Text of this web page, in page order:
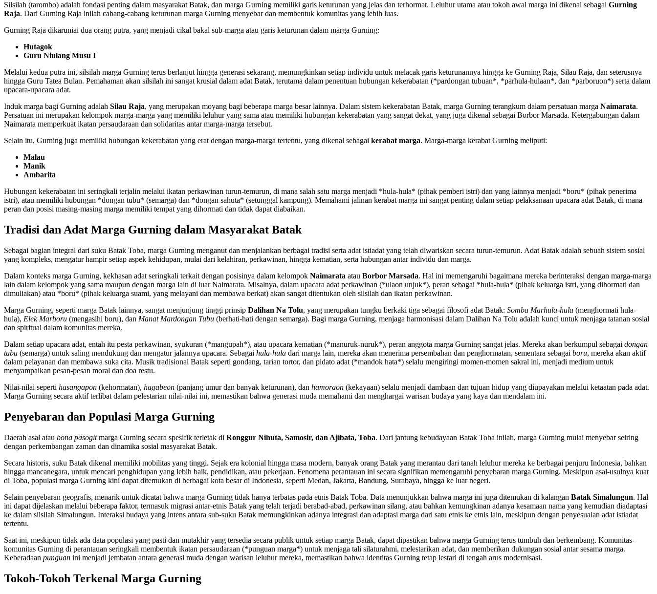
Silsilah (tarombo) adalah fondasi penting dalam masyarakat Batak, dan marga Gurning memiliki garis keturunan yang jelas dan terhormat. Leluhur utama atau tokoh awal marga ini dikenal sebagai Gurning
Raja. Dari Gurning Raja inilah cabang-cabang keturunan marga Gurning menyebar dan membentuk komunitas yang lebih luas.
Gurning Raja dikaruniai dua orang putra, yang menjadi cikal bakal sub-marga atau garis keturunan dalam marga Gurning:
Hutagok
Guru Niulang Musu I
Melalui kedua putra ini, silsilah marga Gurning terus berlanjut hingga generasi sekarang, memungkinkan setiap individu untuk melacak garis keturunannya hingga ke Gurning Raja, Silau Raja, dan seterusnya
hingga Guru Tatea Bulan. Pemahaman akan silsilah ini sangat krusial dalam adat Batak, terutama dalam penentuan hubungan kekerabatan (*pardongan tubuan*, *parhula-hulaan*, dan *parboruon*) serta dalam
upacara-upacara adat.
Induk marga bagi Gurning adalah Silau Raja, yang merupakan moyang bagi beberapa marga besar lainnya. Dalam sistem kekerabatan Batak, marga Gurning terangkum dalam persatuan marga Naimarata.
Persatuan ini merupakan kelompok marga-marga yang memiliki leluhur yang sama atau memiliki hubungan kekerabatan yang sangat dekat, yang juga dikenal sebagai Borbor Marsada. Ketergabungan dalam
Naimarata memperkuat ikatan persaudaraan dan solidaritas antar marga-marga tersebut.
Selain itu, Gurning juga memiliki hubungan kekerabatan yang erat dengan marga-marga tertentu, yang dikenal sebagai kerabat marga. Marga-marga kerabat Gurning meliputi:
Malau
Manik
Ambarita
Hubungan kekerabatan ini seringkali terjalin melalui ikatan perkawinan turun-temurun, di mana salah satu marga menjadi *hula-hula* (pihak pemberi istri) dan yang lainnya menjadi *boru* (pihak penerima
istri), atau memiliki hubungan *dongan tubu* (semarga) dan *dongan sahuta* (setunggal kampung). Memahami jalinan kerabat marga ini sangat penting dalam setiap pelaksanaan upacara adat Batak, di mana
peran dan posisi masing-masing marga memiliki tempat yang dihormati dan tidak dapat diabaikan.
Tradisi dan Adat Marga Gurning dalam Masyarakat Batak
Sebagai bagian integral dari suku Batak Toba, marga Gurning menganut dan menjalankan berbagai tradisi serta adat istiadat yang telah diwariskan secara turun-temurun. Adat Batak adalah sebuah sistem sosial
yang kompleks, mengatur hampir setiap aspek kehidupan, mulai dari kelahiran, perkawinan, hingga kematian, serta hubungan antar individu dan marga.
Dalam konteks marga Gurning, kekhasan adat seringkali terkait dengan posisinya dalam kelompok Naimarata atau Borbor Marsada. Hal ini memengaruhi bagaimana mereka berinteraksi dengan marga-marga
lain dalam kelompok yang sama maupun dengan marga lain di luar Naimarata. Misalnya, dalam upacara adat perkawinan (*ulaon unjuk*), peran sebagai *hula-hula* (pihak keluarga istri, yang dihormati dan
dimuliakan) atau *boru* (pihak keluarga suami, yang melayani dan membawa berkat) akan sangat ditentukan oleh silsilah dan ikatan perkawinan.
Marga Gurning, seperti marga Batak lainnya, sangat menjunjung tinggi prinsip Dalihan Na Tolu, yang merupakan tungku berkaki tiga sebagai filosofi adat Batak: Somba Marhula-hula (menghormati hula-
hula), Elek Marboru (mengasihi boru), dan Manat Mardongan Tubu (berhati-hati dengan semarga). Bagi marga Gurning, menjaga harmonisasi dalam Dalihan Na Tolu adalah kunci untuk menjaga tatanan sosial
dan spiritual dalam komunitas mereka.
Dalam setiap upacara adat, entah itu pesta perkawinan, syukuran (*mangupah*), atau upacara kematian (*manuruk-nuruk*), peran anggota marga Gurning sangat jelas. Mereka akan berkumpul sebagai dongan
tubu (semarga) untuk saling mendukung dan mengatur jalannya upacara. Sebagai hula-hula dari marga lain, mereka akan menerima persembahan dan penghormatan, sementara sebagai boru, mereka akan aktif
dalam pelayanan dan membawa suka cita. Musik tradisional Batak seperti gondang, tarian tortor, dan pidato adat (*mandok hata*) selalu mengiringi momen-momen sakral ini, menjadi medium untuk
menyampaikan pesan-pesan moral dan doa restu.
Nilai-nilai seperti hasangapon (kehormatan), hagabeon (panjang umur dan banyak keturunan), dan hamoraon (kekayaan) selalu menjadi dambaan dan tujuan hidup yang diupayakan melalui ketaatan pada adat.
Marga Gurning secara aktif terlibat dalam pelestarian nilai-nilai ini, memastikan bahwa generasi muda memahami dan menghargai warisan budaya yang kaya dan mendalam ini.
Penyebaran dan Populasi Marga Gurning
Daerah asal atau bona pasogitmarga Gurning secara spesifik terletak di Ronggur Nihuta, Samosir, dan Ajibata, Toba. Dari jantung kebudayaan Batak Toba inilah, marga Gurning mulai menyebar seiring
dengan perkembangan zaman dan dinamika sosial masyarakat Batak.
Secara historis, suku Batak dikenal memiliki mobilitas yang tinggi. Sejak era kolonial hingga masa modern, banyak orang Batak yang merantau dari tanah leluhur mereka ke berbagai penjuru Indonesia, bahkan
hingga mancanegara, untuk mencari penghidupan yang lebih baik, pendidikan, atau pekerjaan. Fenomena perantauan ini secara signifikan memengaruhi penyebaran marga Gurning. Meskipun asal-usulnya kuat
di Toba, populasi marga Gurning kini dapat ditemukan di berbagai kota besar di Indonesia, seperti Medan, Jakarta, Bandung, Surabaya, hingga ke luar negeri.
Selain penyebaran geografis, menarik untuk dicatat bahwa marga Gurning tidak hanya terbatas pada etnis Batak Toba. Data menunjukkan bahwa marga ini juga ditemukan di kalangan Batak Simalungun. Hal
ini dapat dijelaskan melalui beberapa faktor, termasuk migrasi antar-etnis Batak yang telah terjadi berabad-abad, perkawinan silang, atau bahkan kemungkinan adanya kesamaan nama yang kemudian diadaptasi
ke dalam silsilah Simalungun. Interaksi budaya yang intens antara sub-suku Batak memungkinkan adanya integrasi dan adaptasi marga dari satu etnis ke etnis lain, meskipun dengan penyesuaian adat istiadat
tertentu.
Saat ini, meskipun tidak ada data populasi yang pasti dan mutakhir yang tersedia secara publik untuk setiap marga Batak, dapat dipastikan bahwa marga Gurning terus tumbuh dan berkembang. Komunitas-
komunitas Gurning di perantauan seringkali membentuk ikatan persaudaraan (*punguan marga*) untuk menjaga tali silaturahmi, melestarikan adat, dan memberikan dukungan sosial antar sesama marga.
Keberadaan punguan ini menjadi jembatan antara generasi muda dengan warisan leluhur mereka, memastikan bahwa identitas Gurning tetap lestari di tengah arus modernisasi.
Tokoh-Tokoh Terkenal Marga Gurning